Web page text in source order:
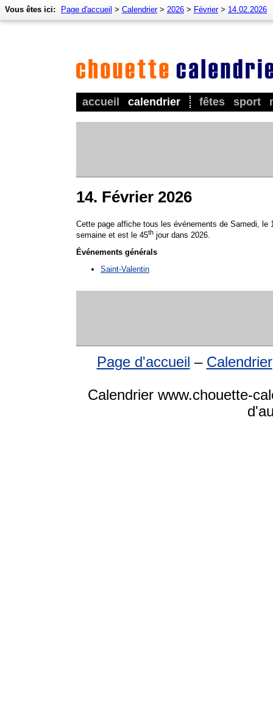
accueil calendrier fêtes sport
Vous êtes ici: Page d'accueil > Calendrier> 2026 > Février> 14.02.2026
14. Février 2026
Cette page affiche tous les événements de Samedi, le
semaine et est le 45th jour dans 2026.
Événements générals
Saint-Valentin
Page d'accueil – Calendrier
Calendrier www.chouette-